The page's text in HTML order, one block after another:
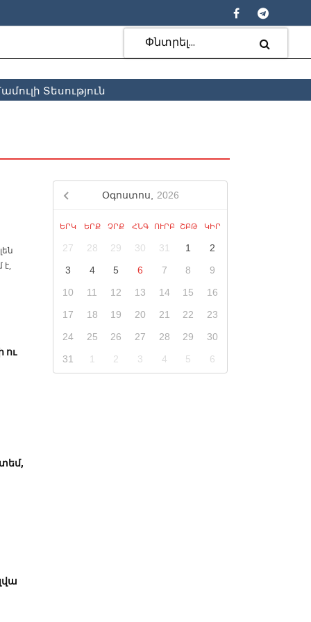
Տեսություն
է,
ու
Օգոստոս, 2026
ԵՐԿ ԵՐՔ ՉՐՔ ՀՆԳ ՈՒՐԲ ՇԲԹ ԿԻՐ
27 28 29 30 31 1
2
3
4 5 6 7 8
9
10
11 12 13 14 15
16
17
18 19 20 21 22
23
24
25 26 27 28 29
30
31
1 2 3 4 5 6